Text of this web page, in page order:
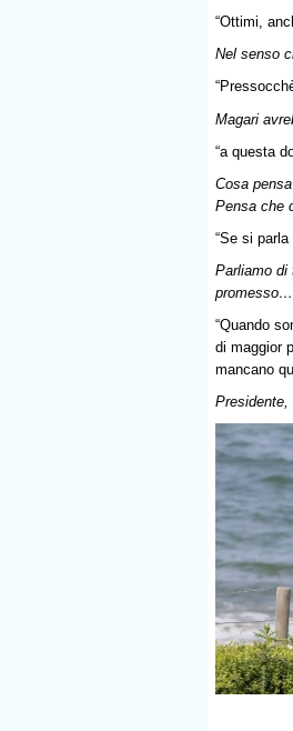
“Ottimi,
Nel senso
Magari
“a questa
Cosa
Pensa che
“Se si
Parliamo di
promesso…
“Quando
di maggior
mancano